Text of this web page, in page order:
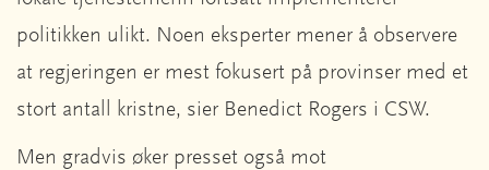
politikken ulikt. Noen eksperter mener å observere
at regjeringen er mest fokusert på provinser med et
stort antall kristne, sier Benedict Rogers i CSW.
Men gradvis øker presset også mot